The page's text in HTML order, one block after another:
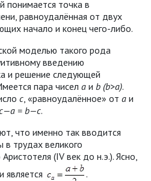
понимается точка в
равноудалённая от двух
начало и конец чего-либо.
моделью такого рода
введению
и решение следующей
пара чисел a и b (b>a).
c, «равноудалённое» от a и
= b—c.
что именно так вводится
в трудах великого
(IV век до н.э.). Ясно,
является
.